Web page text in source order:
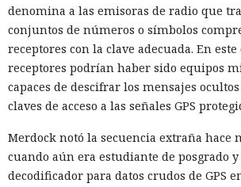
denomina a las emisoras de radio que
conjuntos de números o símbolos
receptores con la clave adecuada. En este
receptores podrían haber sido equipos
capaces de descifrar los mensajes
claves de acceso a las señales GPS
Merdock notó la secuencia extraña hace
cuando aún era estudiante de posgrado
decodificador para datos crudos de GPS